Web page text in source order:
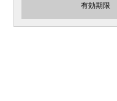
有効期限